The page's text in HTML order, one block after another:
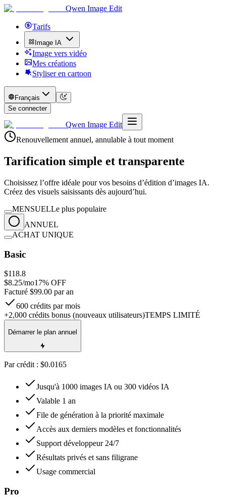
Qwen Image Edit
Tarifs
Image IA
Image vers vidéo
Mes créations
Styliser en cartoon
Français
Se connecter
Qwen Image Edit
Renouvellement annuel, annulable à tout moment
Tarification simple et transparente
Choisissez l’offre idéale pour vos besoins d’édition d’images IA.
Créez des visuels saisissants dès aujourd’hui.
MENSUELLe plus populaire
ANNUEL
ACHAT UNIQUE
Basic
$118.8
$8.25/mo17% OFF
Facturé $99.00 par an
600 crédits par mois
+2,000 crédits bonus (nouveaux utilisateurs)TEMPS LIMITÉ
Démarrer le plan annuel
Par crédit : $0.0165
Jusqu'à 1000 images IA ou 300 vidéos IA
Valable 1 an
File de génération à la priorité maximale
Accès aux derniers modèles et fonctionnalités
Support développeur 24/7
Résultats privés et sans filigrane
Usage commercial
Pro